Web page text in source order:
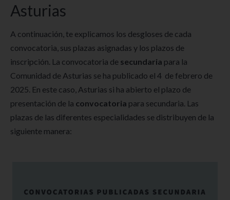
Asturias
A continuación, te explicamos los desgloses de cada
convocatoria, sus plazas asignadas y los plazos de
inscripción. La convocatoria de secundaria para la
Comunidad de Asturias se ha publicado el 4 de febrero de
2025. En este caso, Asturias si ha abierto el plazo de
presentación de la convocatoria para secundaria. Las
plazas de las diferentes especialidades se distribuyen de la
siguiente manera: